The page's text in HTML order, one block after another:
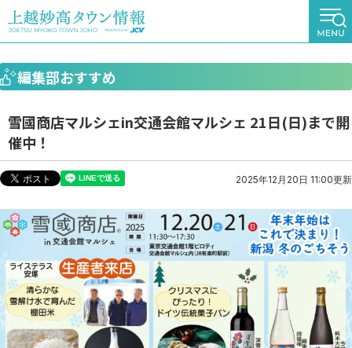
編集部おすすめ
雪國商店マルシェin交通会館マルシェ 21日(日)まで開
催中！
2025年12月20日 11:00更新